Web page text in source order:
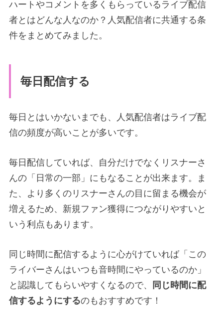
ハートやコメントを多くもらっているライブ配信
者とはどんな人なのか？人気配信者に共通する条
件をまとめてみました。
毎日配信する
毎日とはいかないまでも、人気配信者はライブ配
信の頻度が高いことが多いです。
毎日配信していれば、自分だけでなくリスナーさ
んの「日常の一部」にもなることが出来ます。ま
た、より多くのリスナーさんの目に留まる機会が
増えるため、新規ファン獲得につながりやすいと
いう利点もあります。
同じ時間に配信するように心がけていれば「この
ライバーさんはいつも音時間にやっているのか」
と認識してもらいやすくなるので、
同じ時間に配
信するようにするのもおすすめです！